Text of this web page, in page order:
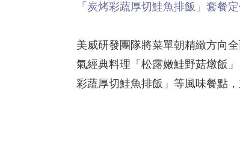
「炭烤彩蔬厚切鮭魚排飯」套餐
美威研發團隊將菜單朝精緻方向
氣經典料理「松露嫩鮭野菇燉飯
彩蔬厚切鮭魚排飯」等風味餐點